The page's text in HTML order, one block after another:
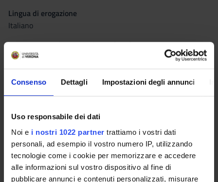
Consenso Dettagli Impostazioni degli annunci
Uso responsabile dei dati
Noi e i nostri 1022 partner trattiamo i vostri dati
personali, ad esempio il vostro numero IP, utilizzando
tecnologie come i cookie per memorizzare e accedere
alle informazioni sul vostro dispositivo al fine di
pubblicare annunci e contenuti personalizzati, misurare
Lingua di erogazione
Italiano
Settore Scientifico Disciplinare (SSD)
L-ART/07 - MUSICOLOGIA E STORIA DELLA MUSICA
Periodo
Semestrino IIA, Semestrino IIB
Seminari 0
Obiettivi formativi
Informare gli studenti sulle tecniche di trasmissione
multimediale della musica nel mondo occidentale.